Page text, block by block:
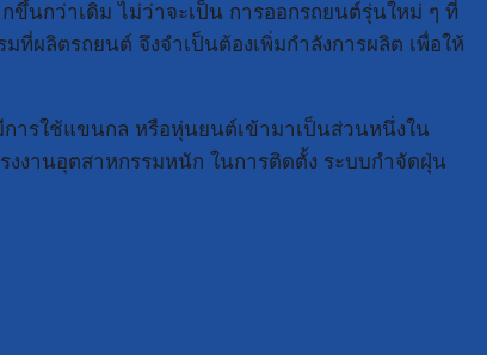
นกว่าเดิม ไม่ว่าจะเป็น การออกรถยนต์รุ่นใหม่ ๆ ที่
ผลิตรถยนต์ จึงจำเป็นต้องเพิ่มกำลังการผลิต เพื่อให้
ารใช้แขนกล หรือหุ่นยนต์เข้ามาเป็นส่วนหนึ่งใน
งงานอุตสาหกรรมหนัก ในการติดตั้ง ระบบกำจัดฝุ่น